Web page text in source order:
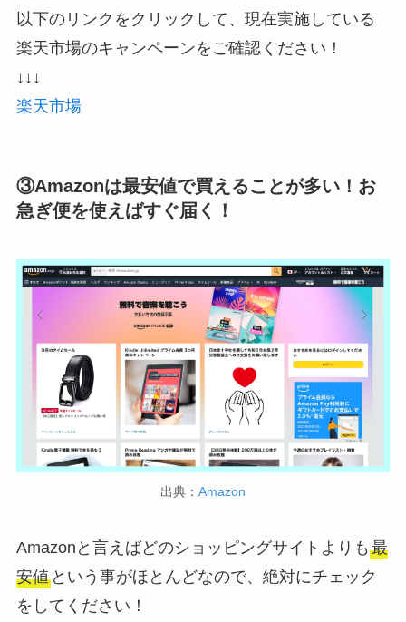
以下のリンクをクリックして、現在実施している
楽天市場のキャンペーンをご確認ください！
↓↓↓
楽天市場
③Amazonは最安値で買えることが多い！お
急ぎ便を使えばすぐ届く！
出典： Amazon
Amazonと言えばどのショッピングサイトよりも 最
安値という事がほとんどなので、絶対にチェック
をしてください！